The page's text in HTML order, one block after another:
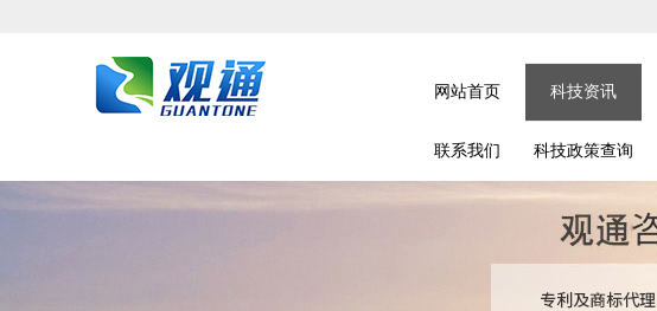
网站首页 科技资讯
联系我们 科技政策查询